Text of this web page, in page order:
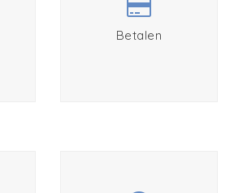
Betalen